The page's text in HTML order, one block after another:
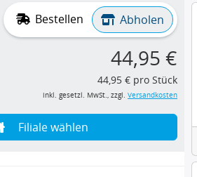
Bestellen Abholen
44,95 €
44,95 € pro Stück
inkl. gesetzl. MwSt., zzgl. Versandkosten
Filiale wählen